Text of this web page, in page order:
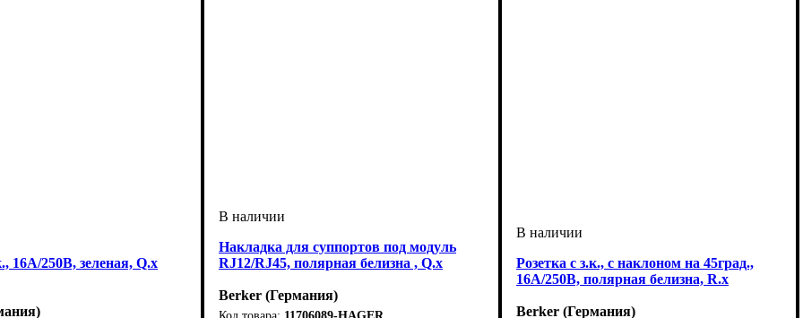
16А/250В, зеленая, Q.х
Накладка для суппортов под модуль
RJ12/RJ45, полярная белизна , Q.х
Berker (Германия)
Розетка с з.к., с наклоном на 45град.,
16А/250В, полярная белизна, R.x
Berker (Германия)